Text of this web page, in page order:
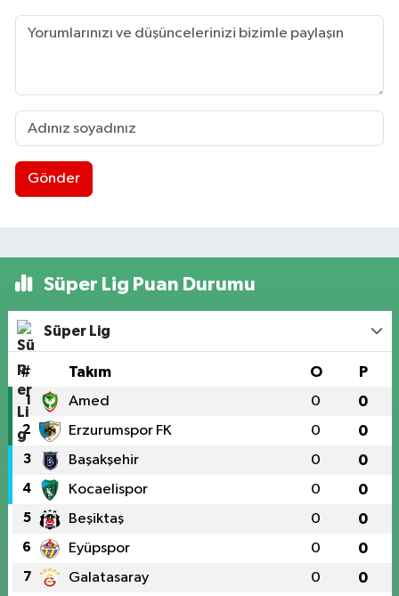
Gönder
Süper Lig Puan Durumu
Süper Lig
# Takım O P
1 Amed 0 0
2 Erzurumspor FK 0 0
3 Başakşehir 0 0
4 Kocaelispor 0 0
5 Beşiktaş 0 0
6 Eyüpspor 0 0
7 Galatasaray 0 0